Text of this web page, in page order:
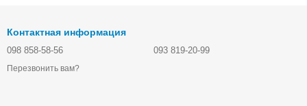
Контактная информация
098 858-58-56
Перезвонить вам?
093 819-20-99